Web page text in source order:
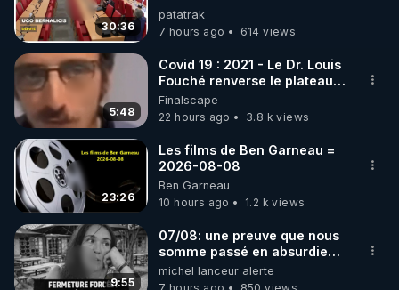
30:36
l'Assemblée !
patatrak
7 hours ago
614 views
5:48
Covid 19 : 2021 - Le Dr. Louis
Fouché renverse le plateau
de CNews !
Finalscape
22 hours ago
3.8 k views
23:26
Les films de Ben Garneau =
2026-08-08
Ben Garneau
10 hours ago
1.2 k views
9:55
07/08: une preuve que nous
somme passé en absurdie
une dictature qui veut faire
taire ses opposant !
michel lanceur alerte